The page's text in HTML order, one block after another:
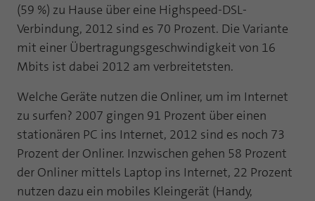
(59 %) zu Hause über eine Highspeed-DSL-
Verbindung, 2012 sind es 70 Prozent. Die Variante
mit einer Übertragungsgeschwindigkeit von 16
Mbits ist dabei 2012 am verbreitetsten.
Welche Geräte nutzen die Onliner, um im Internet
zu surfen? 2007 gingen 91 Prozent über einen
stationären PC ins Internet, 2012 sind es noch 73
Prozent der Onliner. Inzwischen gehen 58 Prozent
der Onliner mittels Laptop ins Internet, 22 Prozent
nutzen dazu ein mobiles Kleingerät (Handy,